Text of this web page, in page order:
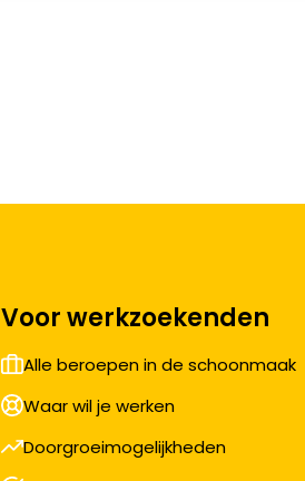
Voor werkzoekenden
Alle beroepen in de schoonmaak
Waar wil je werken
Doorgroeimogelijkheden